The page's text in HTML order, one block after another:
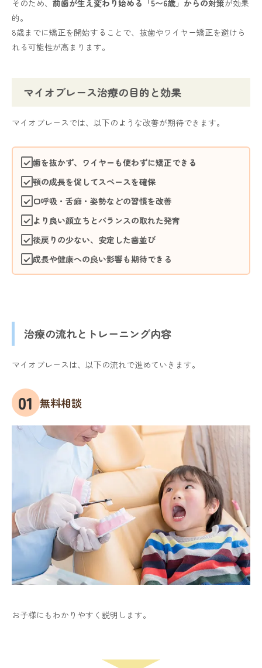
そのため、 前歯が生え変わり始める「5〜6歳」からの対策が効果
的。
8歳までに矯正を開始することで、抜歯やワイヤー矯正を避けら
れる可能性が高まります。
マイオブレース治療の目的と効果
マイオブレースでは、以下のような改善が期待できます。
歯を抜かず、ワイヤーも使わずに矯正できる
顎の成長を促してスペースを確保
口呼吸・舌癖・姿勢などの習慣を改善
より良い顔立ちとバランスの取れた発育
後戻りの少ない、安定した歯並び
成長や健康への良い影響も期待できる
治療の流れとトレーニング内容
マイオブレースは、以下の流れで進めていきます。
無料相談
お子様にもわかりやすく説明します。